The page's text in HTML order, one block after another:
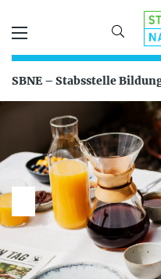
SBNE – Stabsstelle